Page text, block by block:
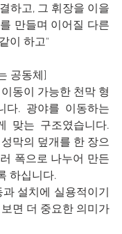
하고, 그 휘장을 이을
만들며 이어질 다른
이 하고"
공동체]
다. 광야를 이동하는
맞는 구조였습니다.
막의 덮개를 한 장으
폭으로 나누어 만든
하십니다.
면 더 중요한 의미가